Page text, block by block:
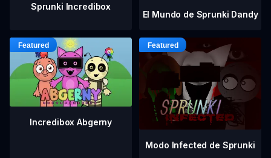
Sprunki Incredibox
El Mundo de Sprunki Dandy
Incredibox Abgerny
Modo Infected de Sprunki